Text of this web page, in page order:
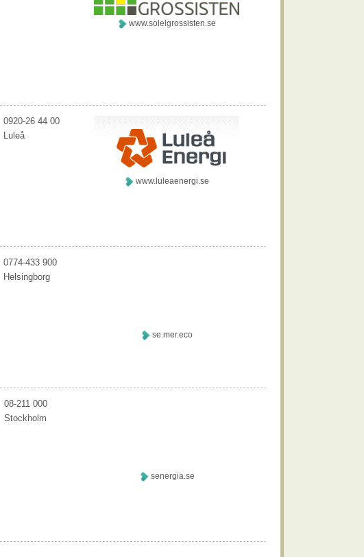
www.solelgrossisten.se
0920-26 44 00
Luleå
www.luleaenergi.se
0774-433 900
Helsingborg
se.mer.eco
08-211 000
Stockholm
senergia.se